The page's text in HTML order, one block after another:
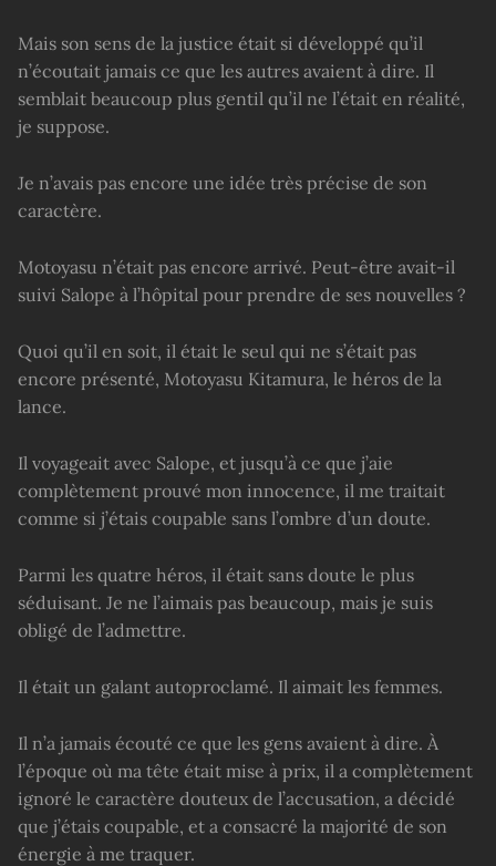
Mais son sens de la justice était si développé qu’il
n’écoutait jamais ce que les autres avaient à dire. Il
semblait beaucoup plus gentil qu’il ne l’était en réalité,
je suppose.
Je n’avais pas encore une idée très précise de son
caractère.
Motoyasu n’était pas encore arrivé. Peut-être avait-il
suivi Salope à l’hôpital pour prendre de ses nouvelles ?
Quoi qu’il en soit, il était le seul qui ne s’était pas
encore présenté, Motoyasu Kitamura, le héros de la
lance.
Il voyageait avec Salope, et jusqu’à ce que j’aie
complètement prouvé mon innocence, il me traitait
comme si j’étais coupable sans l’ombre d’un doute.
Parmi les quatre héros, il était sans doute le plus
séduisant. Je ne l’aimais pas beaucoup, mais je suis
obligé de l’admettre.
Il était un galant autoproclamé. Il aimait les femmes.
Il n’a jamais écouté ce que les gens avaient à dire. À
l’époque où ma tête était mise à prix, il a complètement
ignoré le caractère douteux de l’accusation, a décidé
que j’étais coupable, et a consacré la majorité de son
énergie à me traquer.